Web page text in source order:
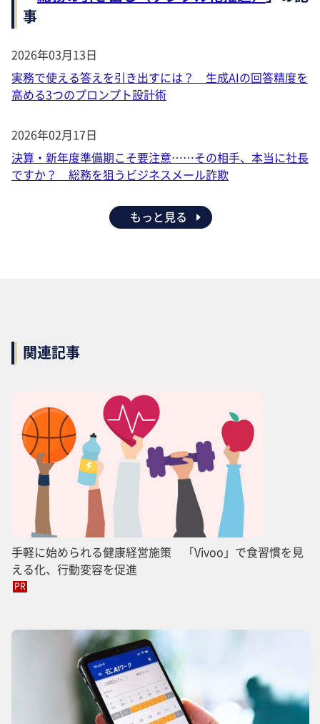
事
2026年03月13日
実務で使える答えを引き出すには？ 生成AIの回答精度を
高める3つのプロンプト設計術
2026年02月17日
決算・新年度準備期こそ要注意……その相手、本当に社長
ですか？ 総務を狙うビジネスメール詐欺
もっと見る
関連記事
手軽に始められる健康経営施策 「Vivoo」で食習慣を見
える化、行動変容を促進
PR